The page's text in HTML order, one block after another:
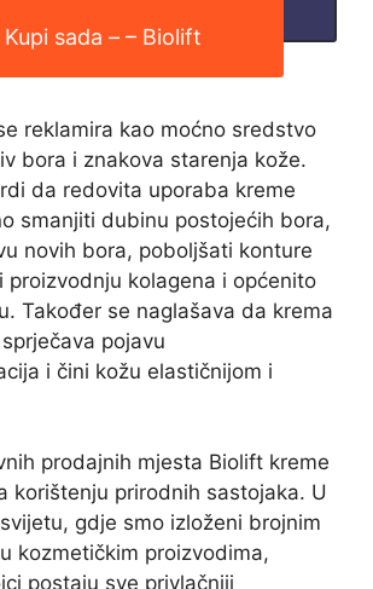
Kupi sada – – Biolift
reklamira kao moćno sredstvo
bora i znakova starenja kože.
da redovita uporaba kreme
smanjiti dubinu postojećih bora,
novih bora, poboljšati konture
proizvodnju kolagena i općenito
Također se naglašava da krema
pojavu
i čini kožu elastičnijom i
prodajnih mjesta Biolift kreme
korištenju prirodnih sastojaka. U
gdje smo izloženi brojnim
kozmetičkim proizvodima,
postaju sve privlačniji